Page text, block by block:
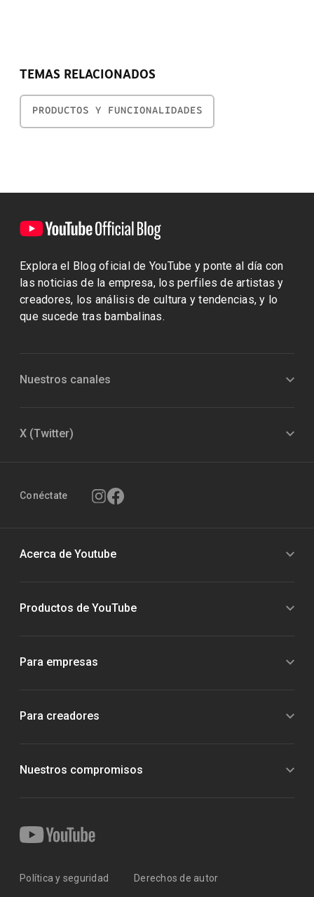
TEMAS RELACIONADOS
PRODUCTOS Y FUNCIONALIDADES
Explora el Blog oficial de YouTube y ponte al día con
las noticias de la empresa, los perfiles de artistas y
creadores, los análisis de cultura y tendencias, y lo
que sucede tras bambalinas.
Nuestros canales
X (Twitter)
Conéctate
Acerca de Youtube
Productos de YouTube
Para empresas
Para creadores
Nuestros compromisos
Política y seguridad Derechos de autor